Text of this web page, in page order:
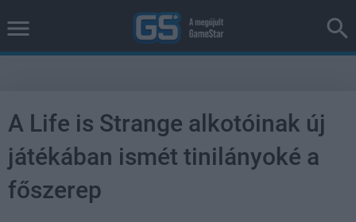
A Life is Strange alkotóinak új
játékában ismét tinilányoké a
főszerep